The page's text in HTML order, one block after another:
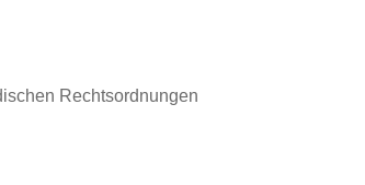
Rechtsordnungen